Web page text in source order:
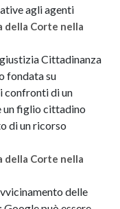
agli agenti
della Corte nella
Cittadinanza
fondata su
confronti di un
un figlio cittadino
di un ricorso
della Corte nella
delle